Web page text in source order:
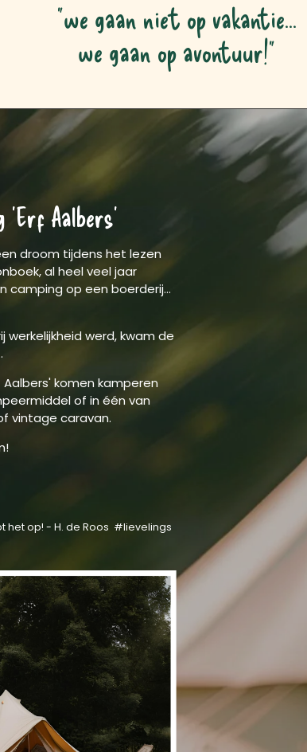
"we gaan niet op vakantie...
we gaan op avontuur!"
'Erf Aalbers'
droom tijdens het lezen
al heel veel jaar
camping op een boerderij...
werkelijkheid werd, kwam de
Aalbers' komen kamperen
of in één van
vintage caravan.
het op! - H. de Roos #lievelings